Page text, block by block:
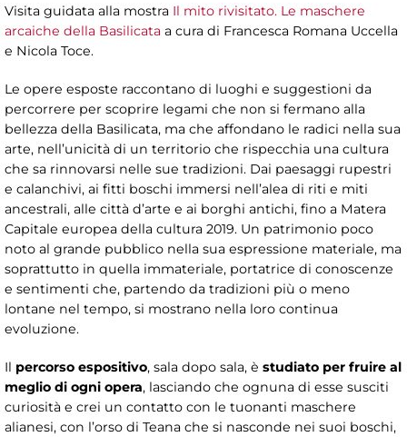
Visita guidata alla mostra Il mito rivisitato. Le maschere
arcaiche della Basilicata a cura di Francesca Romana Uccella
e Nicola Toce.
Le opere esposte raccontano di luoghi e suggestioni da
percorrere per scoprire legami che non si fermano alla
bellezza della Basilicata, ma che affondano le radici nella sua
arte, nell’unicità di un territorio che rispecchia una cultura
che sa rinnovarsi nelle sue tradizioni. Dai paesaggi rupestri
e calanchivi, ai fitti boschi immersi nell’alea di riti e miti
ancestrali, alle città d’arte e ai borghi antichi, fino a Matera
Capitale europea della cultura 2019. Un patrimonio poco
noto al grande pubblico nella sua espressione materiale, ma
soprattutto in quella immateriale, portatrice di conoscenze
e sentimenti che, partendo da tradizioni più o meno
lontane nel tempo, si mostrano nella loro continua
evoluzione.
Il percorso espositivo, sala dopo sala, è studiato per fruire al
meglio di ogni opera, lasciando che ognuna di esse susciti
curiosità e crei un contatto con le tuonanti maschere
alianesi, con l’orso di Teana che si nasconde nei suoi boschi,